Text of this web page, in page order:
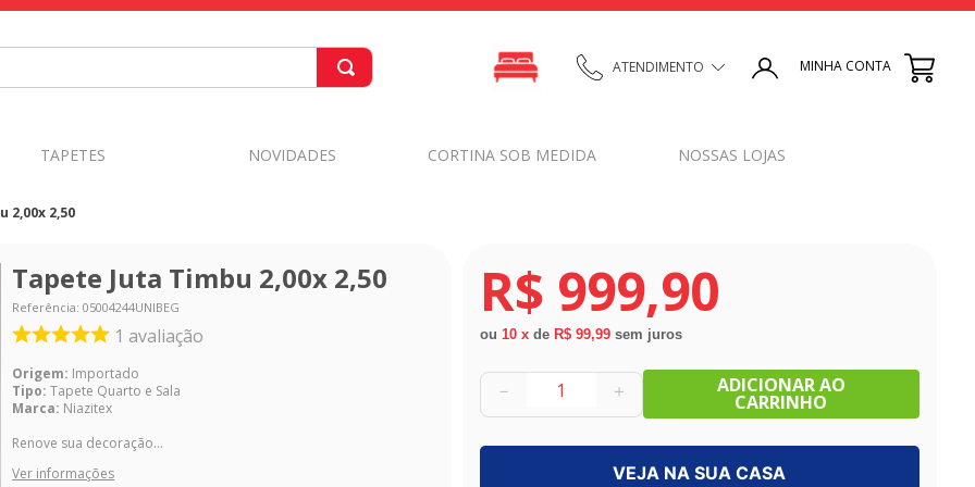
ATENDIMENTO MINHA CONTA
TAPETES NOVIDADES CORTINA SOB MEDIDA NOSSAS LOJAS
2,00x 2,50
Tapete Juta Timbu 2,00x 2,50
Referência:05004244UNIBEG
1 avaliação
Origem: Importado
Tipo: Tapete Quarto e Sala
Marca: Niazitex
Renove sua decoração...
Ver informações
R$ 999,90
ou 10 xde R$ 99,99 sem juros
＋
－ ADICIONAR AO
CARRINHO
VEJA NA SUA CASA